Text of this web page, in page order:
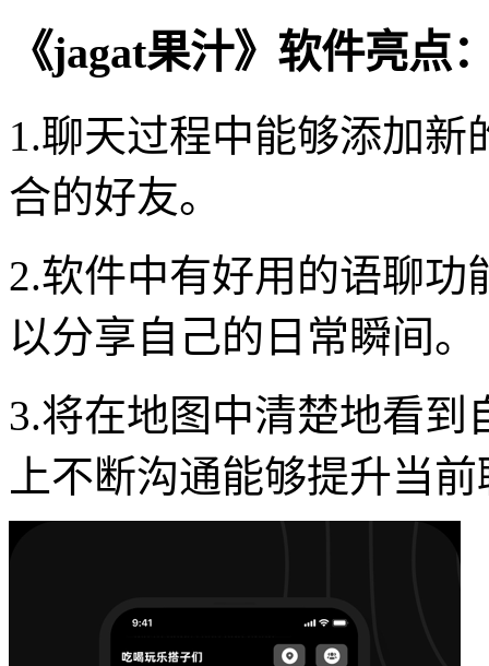
《jagat果汁》软件亮点
1.聊天过程中能够添加
合的好友。
2.软件中有好用的语聊
以分享自己的日常瞬间。
3.将在地图中清楚地看
上不断沟通能够提升当